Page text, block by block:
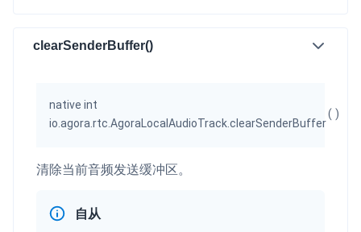
使用录制、推流、拉流等服务丰富互动体验
RTC 服务端 SDK
快速高效的文档转换解决方案
clearSenderBuffer()
native int
io.agora.rtc.AgoraLocalAudioTrack.clearSenderBuffer
( )
清除当前音频发送缓冲区。
自从